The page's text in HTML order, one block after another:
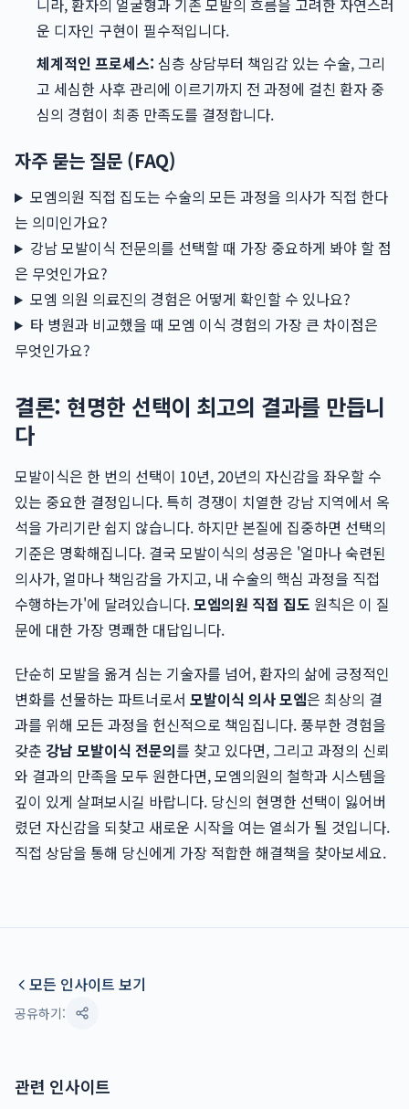
니라, 환자의 얼굴형과 기존 모발의 흐름을 고려한 자연스러
운 디자인 구현이 필수적입니다.
체계적인 프로세스: 심층 상담부터 책임감 있는 수술, 그리
고 세심한 사후 관리에 이르기까지 전 과정에 걸친 환자 중
심의 경험이 최종 만족도를 결정합니다.
자주 묻는 질문 (FAQ)
모엠의원 직접 집도는 수술의 모든 과정을 의사가 직접 한다
는 의미인가요?
강남 모발이식 전문의를 선택할 때 가장 중요하게 봐야 할 점
은 무엇인가요?
모엠 의원 의료진의 경험은 어떻게 확인할 수 있나요?
타 병원과 비교했을 때 모엠 이식 경험의 가장 큰 차이점은
무엇인가요?
결론: 현명한 선택이 최고의 결과를 만듭니
다
모발이식은 한 번의 선택이 10년, 20년의 자신감을 좌우할 수
있는 중요한 결정입니다. 특히 경쟁이 치열한 강남 지역에서 옥
석을 가리기란 쉽지 않습니다. 하지만 본질에 집중하면 선택의
기준은 명확해집니다. 결국 모발이식의 성공은 '얼마나 숙련된
의사가, 얼마나 책임감을 가지고, 내 수술의 핵심 과정을 직접
수행하는가'에 달려있습니다.모엠의원 직접 집도 원칙은 이 질
문에 대한 가장 명쾌한 대답입니다.
단순히 모발을 옮겨 심는 기술자를 넘어, 환자의 삶에 긍정적인
변화를 선물하는 파트너로서 모발이식 의사 모엠은 최상의 결
과를 위해 모든 과정을 헌신적으로 책임집니다. 풍부한 경험을
갖춘 강남 모발이식 전문의를 찾고 있다면, 그리고 과정의 신뢰
와 결과의 만족을 모두 원한다면, 모엠의원의 철학과 시스템을
깊이 있게 살펴보시길 바랍니다. 당신의 현명한 선택이 잃어버
렸던 자신감을 되찾고 새로운 시작을 여는 열쇠가 될 것입니다.
직접 상담을 통해 당신에게 가장 적합한 해결책을 찾아보세요.
모든 인사이트 보기
공유하기:
관련 인사이트